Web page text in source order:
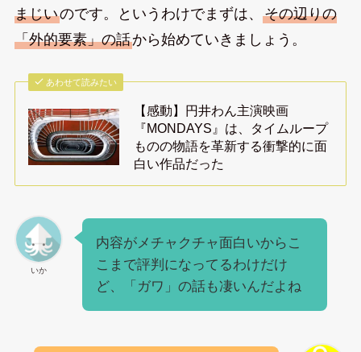
まじいのです。というわけでまずは、 その辺りの
「外的要素」の話から始めていきましょう。
あわせて読みたい
【感動】円井わん主演映画
『MONDAYS』は、タイムループ
ものの物語を革新する衝撃的に面
白い作品だった
いか
内容がメチャクチャ面白いからこ
こまで評判になってるわけだけ
ど、「ガワ」の話も凄いんだよね